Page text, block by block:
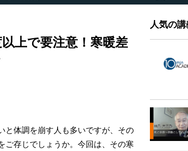
上で要注意！寒暖差
体調を崩す人も多いですが、その
ご存じでしょうか。今回は、その寒
人気の